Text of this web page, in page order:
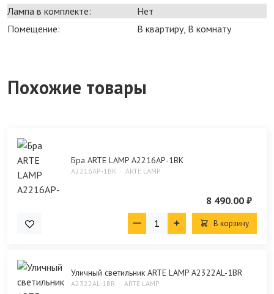
Лампа в комплекте:
Нет
Помещение:
В квартиру, В комнату
Похожие товары
Бра ARTE LAMP A2216AP-1BK
A2216AP-1BK ARTE LAMP
8 490.00 ₽
В корзину
Уличный светильник ARTE LAMP A2322AL-1BR
A2322AL-1BR ARTE LAMP